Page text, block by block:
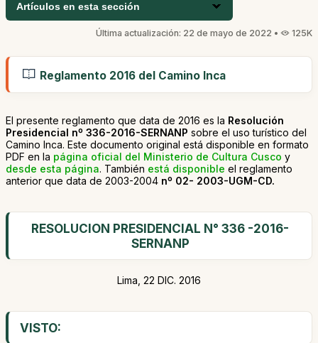
Artículos en esta sección
Última actualización: 22 de mayo de 2022 • 125K
Reglamento 2016 del Camino Inca
El presente reglamento que data de 2016 es la Resolución
Presidencial nº 336-2016-SERNANP sobre el uso turístico del
Camino Inca. Este documento original está disponible en formato
PDF en la página oficial del Ministerio de Cultura Cusco y
desde esta página. También está disponible el reglamento
anterior que data de 2003-2004 nº 02- 2003-UGM-CD.
RESOLUCION PRESIDENCIAL N° 336 -2016-
SERNANP
Lima, 22 DIC. 2016
VISTO: